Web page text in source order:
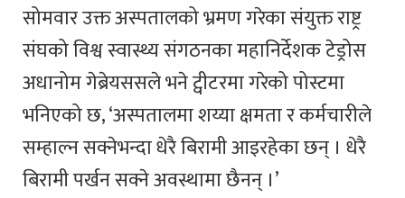
सोमवार उक्त अस्पतालको भ्रमण गरेका संयुक्त राष्ट्र
संघको विश्व स्वास्थ्य संगठनका महानिर्देशक टेड्रोस
अधानोम गेब्रेयससले भने ट्वीटरमा गरेको पोस्टमा
भनिएको छ, ‘अस्पतालमा शय्या क्षमता र कर्मचारीले
सम्हाल्न सक्नेभन्दा धेरै बिरामी आइरहेका छन् । धेरै
बिरामी पर्खन सक्ने अवस्थामा छैनन् ।’